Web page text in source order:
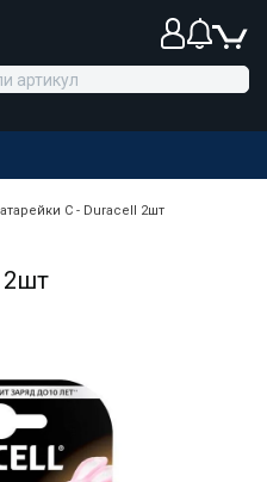
C - Duracell 2шт
2шт